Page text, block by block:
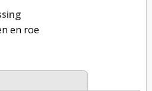
en roe